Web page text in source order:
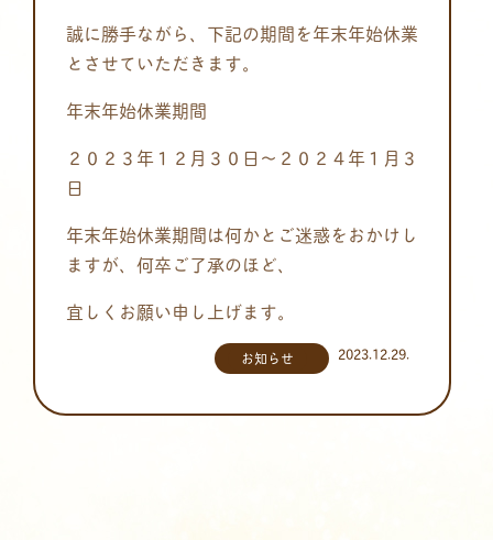
誠に勝手ながら、下記の期間を年末年始休業
とさせていただきます。
年末年始休業期間
２０２３年１２月３０日～２０２４年１月３
日
年末年始休業期間は何かとご迷惑をおかけし
ますが、何卒ご了承のほど、
宜しくお願い申し上げます。
2023.12.29.
お知らせ